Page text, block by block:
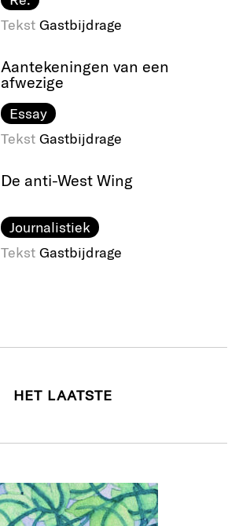
Tekst Gastbijdrage
Aantekeningen van een
afwezige
Essay
Tekst Gastbijdrage
De anti-West Wing
Journalistiek
Tekst Gastbijdrage
HET LAATSTE